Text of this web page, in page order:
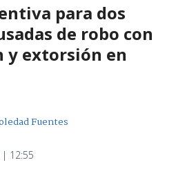
para dos
de robo con
extorsión en
Fuentes
| 12:55